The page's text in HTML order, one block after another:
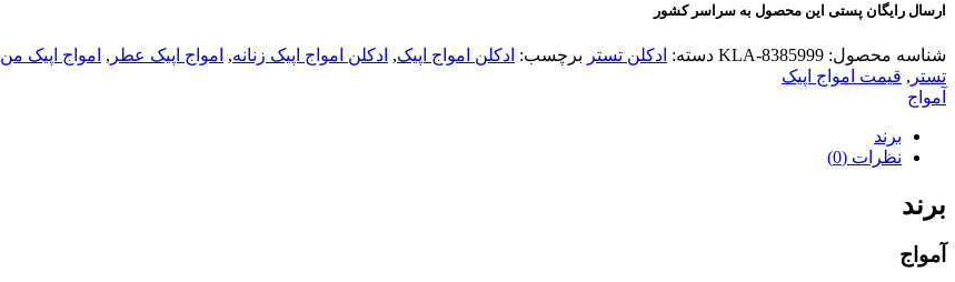
ارسال رایگان پستی این محصول به سراسر کشور
شناسه محصول: KLA-8385999 دسته: ادکلن تستر برچسب: ادکلن امواج اپیک, ادکلن امواج اپیک زنانه, امواج اپیک عطر , امواج اپیک من
تستر , قیمت امواج اپیک
آمواج
برند
نظرات (0)
برند
آمواج